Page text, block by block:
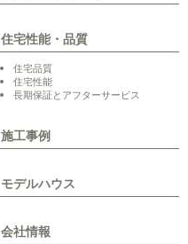
住宅性能・品質
住宅品質
住宅性能
長期保証とアフターサービス
施工事例
モデルハウス
会社情報